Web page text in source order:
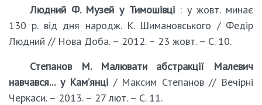
Людний Ф. Музей у Тимошівці : у жовт. минає
130 р. від дня народж. К. Шимановського / Федір
Людний // Нова Доба. – 2012. – 23 жовт. – С. 10.
Степанов М. Малювати абстракції Малевич
навчався... у Кам’янці / Максим Степанов // Вечірні
Черкаси. – 2013. – 27 лют. – С. 11.